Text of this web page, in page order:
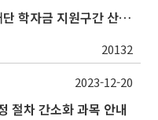
[장학금 신청자 필독] 한국장학재단 학자금 지원구간 산정 권고
20132
절차 간소화 과목 안내
2023-12-20